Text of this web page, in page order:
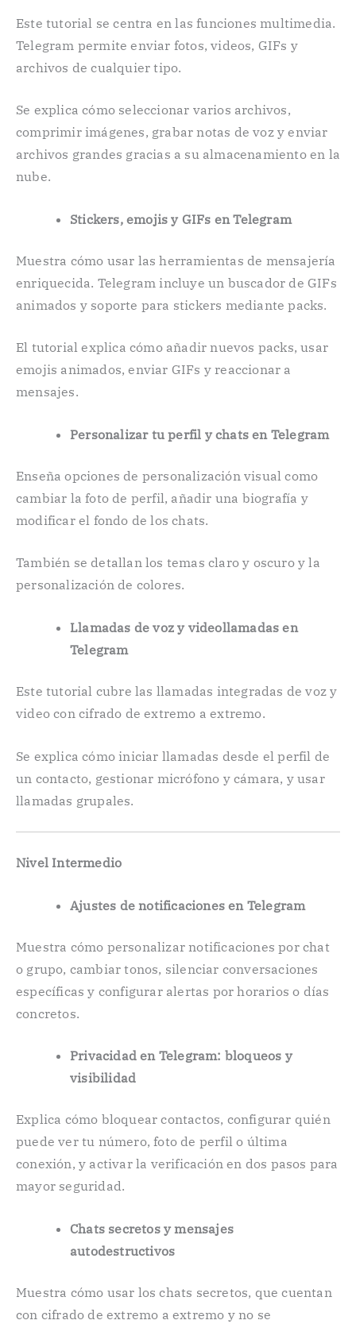
Este tutorial se centra en las funciones multimedia.
Telegram permite enviar fotos, videos, GIFs y
archivos de cualquier tipo.
Se explica cómo seleccionar varios archivos,
comprimir imágenes, grabar notas de voz y enviar
archivos grandes gracias a su almacenamiento en la
nube.
Stickers, emojis y GIFs en Telegram
Muestra cómo usar las herramientas de mensajería
enriquecida. Telegram incluye un buscador de GIFs
animados y soporte para stickers mediante packs.
El tutorial explica cómo añadir nuevos packs, usar
emojis animados, enviar GIFs y reaccionar a
mensajes.
Personalizar tu perfil y chats en Telegram
Enseña opciones de personalización visual como
cambiar la foto de perfil, añadir una biografía y
modificar el fondo de los chats.
También se detallan los temas claro y oscuro y la
personalización de colores.
Llamadas de voz y videollamadas en
Telegram
Este tutorial cubre las llamadas integradas de voz y
video con cifrado de extremo a extremo.
Se explica cómo iniciar llamadas desde el perfil de
un contacto, gestionar micrófono y cámara, y usar
llamadas grupales.
Nivel Intermedio
Ajustes de notificaciones en Telegram
Muestra cómo personalizar notificaciones por chat
o grupo, cambiar tonos, silenciar conversaciones
específicas y configurar alertas por horarios o días
concretos.
Privacidad en Telegram: bloqueos y
visibilidad
Explica cómo bloquear contactos, configurar quién
puede ver tu número, foto de perfil o última
conexión, y activar la verificación en dos pasos para
mayor seguridad.
Chats secretos y mensajes
autodestructivos
Muestra cómo usar los chats secretos, que cuentan
con cifrado de extremo a extremo y no se